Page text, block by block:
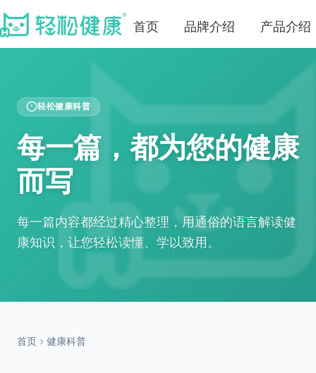
首页 品牌介绍 产品介绍
轻松健康科普
每一篇，都为您的健康
而写
每一篇内容都经过精心整理，用通俗的语言解读健
康知识，让您轻松读懂、学以致用。
首页 健康科普